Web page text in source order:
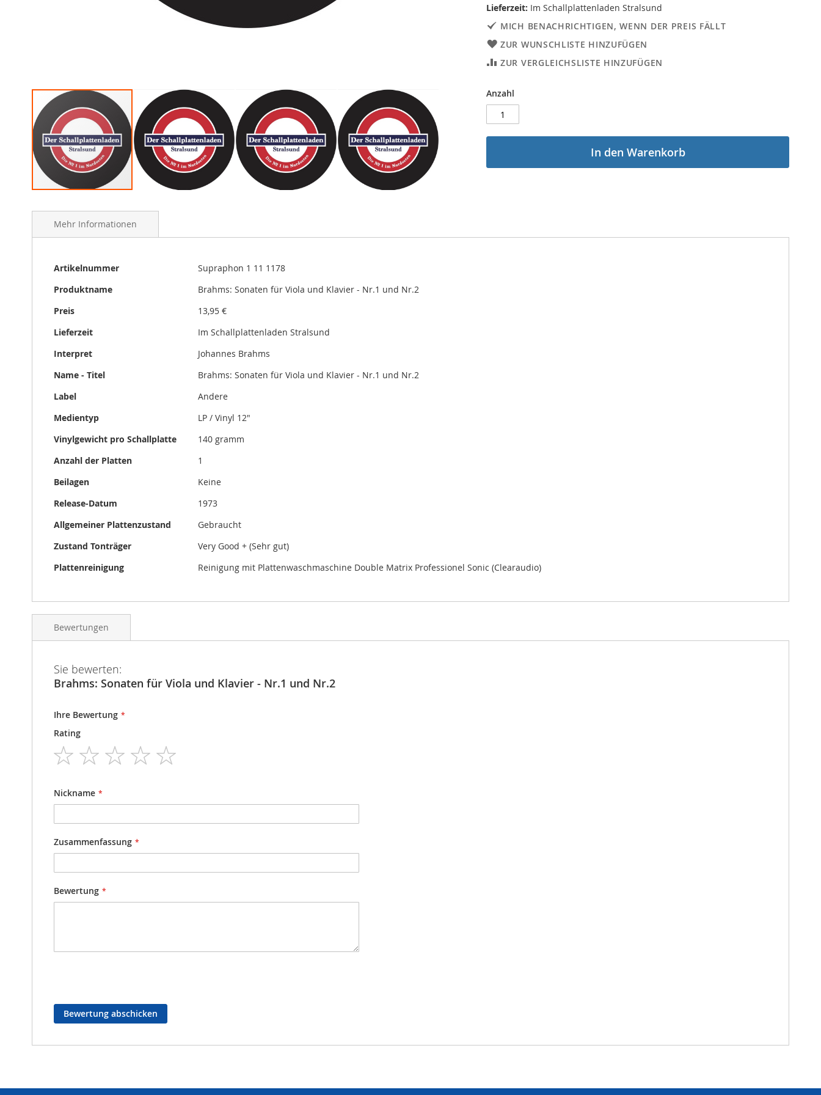
to
images
Lieferzeit: Im Schallplattenladen Stralsund
MICH BENACHRICHTIGEN, WENN DER PREIS FÄLLT
ZUR WUNSCHLISTE HINZUFÜGEN
ZUR VERGLEICHSLISTE HINZUFÜGEN
Anzahl
In den Warenkorb
Mehr Informationen
Mehr
Artikelnummer
Supraphon 1 11 1178
Produktname
Brahms: Sonaten für Viola und Klavier - Nr.1 und Nr.2
Preis
13,95 €
Lieferzeit
Im Schallplattenladen Stralsund
Interpret
Johannes Brahms
Name - Titel
Brahms: Sonaten für Viola und Klavier - Nr.1 und Nr.2
Label
Andere
Medientyp
LP / Vinyl 12"
Vinylgewicht pro Schallplatte
140 gramm
Anzahl der Platten
1
Beilagen
Keine
Release-Datum
1973
Allgemeiner Plattenzustand
Gebraucht
Zustand Tonträger
Very Good + (Sehr gut)
Plattenreinigung
Reinigung mit Plattenwaschmaschine Double Matrix Professionel Sonic (Clearaudio)
Bewertungen
Sie bewerten:
Brahms: Sonaten für Viola und Klavier - Nr.1 und Nr.2
Ihre Bewertung
Rating
1
star
2
stars
3
stars
4
stars
Nickname
Zusammenfassung
Bewertung
Bewertung abschicken